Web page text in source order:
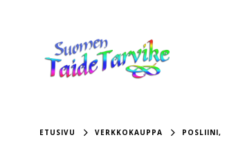
ETUSIVU VERKKOKAUPPA POSLIINI,